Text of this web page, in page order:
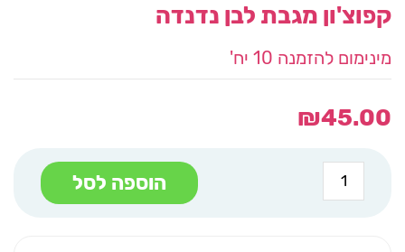
קפוצ'ון מגבת לבן נדנדה
מינימום להזמנה 10 יח'
₪45.00
כמות
של
קפוצ'ון
הוספה לסל